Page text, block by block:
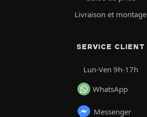
Livraison et montage
SERVICE CLIENT
Lun-Ven 9h-17h
WhatsApp
Messenger